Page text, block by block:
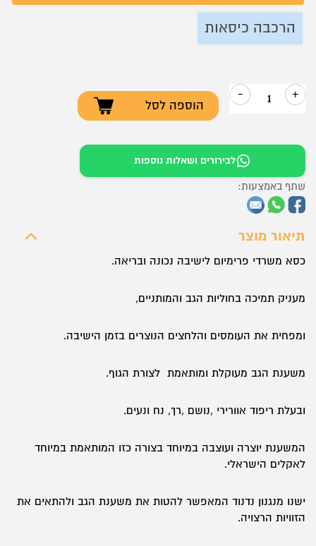
הרכבה כיסאות
+
כמות
מחשב
קיזומבה
-
הוספה לסל
לבירורים ושאלות נוספות
תיאור מוצר
כסא משרדי פרימיום לישיבה נכונה ובריאה.
מעניק תמיכה בחוליות הגב והמותניים,
ומפחית את העומסים והלחצים הנוצרים בזמן הישיבה.
משענת הגב מעוקלת ומותאמת לצורת הגוף.
ובעלת ריפוד אוורירי ,נושם ,רך, נח ונעים.
המשענת יוצרה ועוצבה במיוחד בצורה כזו המותאמת במיוחד
לאקלים הישראלי.
ישנו מנגנון נדנוד המאפשר להטות את משענת הגב ולהתאים את
הזוויות הרצויה.
שתף באמצעות: